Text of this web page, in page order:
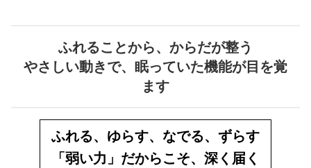
ふれることから、からだが整う
やさしい動きで、眠っていた機能が目を覚
ます
ふれる、ゆらす、なでる、ずらす
「弱い力」だからこそ、深く届く